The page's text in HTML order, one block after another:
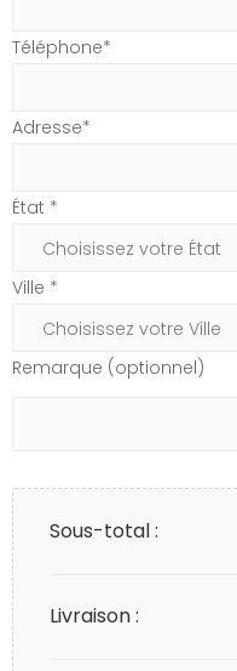
Téléphone*
Adresse*
État *
Ville *
Remarque (optionnel)
Sous-total :
Livraison :